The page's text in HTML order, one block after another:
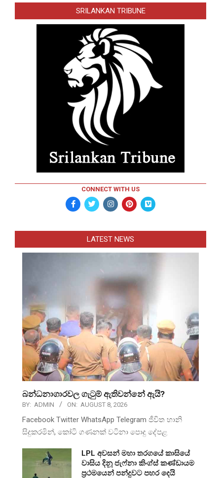
SRILANKAN TRIBUNE
CONNECT WITH US
LATEST NEWS
බන්ධනාගාරවල ගැටුම් ඇතිවන්නේ ඇයි?
BY: ADMIN ON: AUGUST 8, 2026
Facebook Twitter WhatsApp Telegram ජීවිත හානි
සිදුකරමින්, කෝටි ගණනක් වටිනා පොදු දේපළ
LPL අවසන් මහා තරගයේ කාසියේ
වාසිය දිනූ ජැෆ්නා කිංග්ස් කණ්ඩායම
ප්‍රථමයෙන් පන්දුවට පහර දෙයි